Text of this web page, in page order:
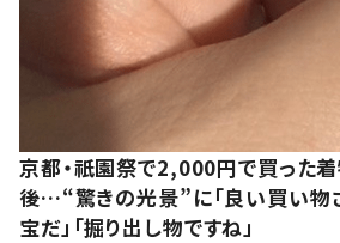
京都・祇園祭で2,000円で買った
後…“驚きの光景”に「良い買い物
宝だ」「掘り出し物ですね」